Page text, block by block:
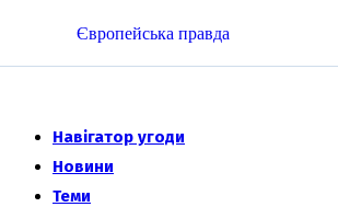
Європейська правда
Навігатор угоди
Новини
Теми